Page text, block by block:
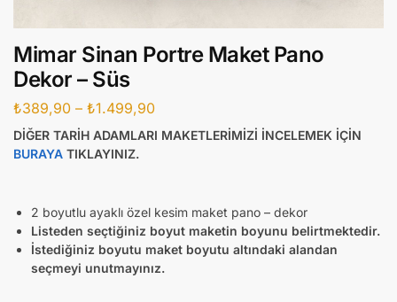
Mimar Sinan Portre Maket Pano
Dekor – Süs
₺389,90 – ₺1.499,90
DİĞER TARİH ADAMLARI MAKETLERİMİZİ İNCELEMEK İÇİN
BURAYA TIKLAYINIZ.
2 boyutlu ayaklı özel kesim maket pano – dekor
Listeden seçtiğiniz boyut maketin boyunu belirtmektedir.
İstediğiniz boyutu maket boyutu altındaki alandan
seçmeyi unutmayınız.